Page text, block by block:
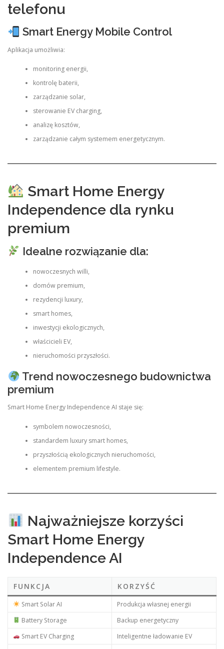
telefonu
Smart Energy Mobile Control
Aplikacja umożliwia:
monitoring energii,
kontrolę baterii,
zarządzanie solar,
sterowanie EV charging,
analizę kosztów,
zarządzanie całym systemem energetycznym.
Smart Home Energy
Independence dla rynku
premium
Idealne rozwiązanie dla:
nowoczesnych willi,
domów premium,
rezydencji luxury,
smart homes,
inwestycji ekologicznych,
właścicieli EV,
nieruchomości przyszłości.
Trend nowoczesnego budownictwa
premium
Smart Home Energy Independence AI staje się:
symbolem nowoczesności,
standardem luxury smart homes,
przyszłością ekologicznych nieruchomości,
elementem premium lifestyle.
Najważniejsze korzyści
Smart Home Energy
Independence AI
FUNKCJA KORZYŚĆ
Smart Solar AI
Produkcja własnej energii
Battery Storage
Backup energetyczny
Smart EV Charging
Inteligentne ładowanie EV